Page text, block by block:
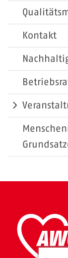
Kontakt